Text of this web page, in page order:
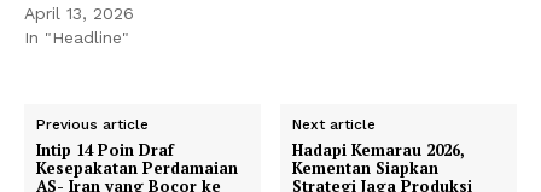
April 13, 2026
In "Headline"
Previous article
Intip 14 Poin Draf
Kesepakatan Perdamaian
AS- Iran yang Bocor ke
Next article
Hadapi Kemarau 2026,
Kementan Siapkan
Strategi Jaga Produksi